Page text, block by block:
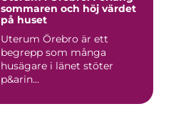
sommaren och höj värdet
på huset
Uterum Örebro är ett
begrepp som många
husägare i länet stöter
p&arin...